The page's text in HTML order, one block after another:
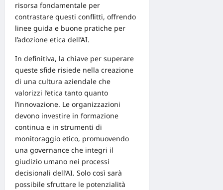
risorsa fondamentale per
contrastare questi conflitti, offrendo
linee guida e buone pratiche per
l’adozione etica dell’AI.
In definitiva, la chiave per superare
queste sfide risiede nella creazione
di una cultura aziendale che
valorizzi l’etica tanto quanto
l’innovazione. Le organizzazioni
devono investire in formazione
continua e in strumenti di
monitoraggio etico, promuovendo
una governance che integri il
giudizio umano nei processi
decisionali dell’AI. Solo così sarà
possibile sfruttare le potenzialità